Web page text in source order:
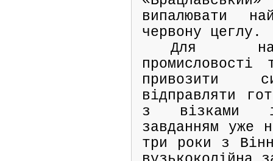
випалювати
червону цеглу.
Для
відправляти
з візками
завданням уже
три роки з